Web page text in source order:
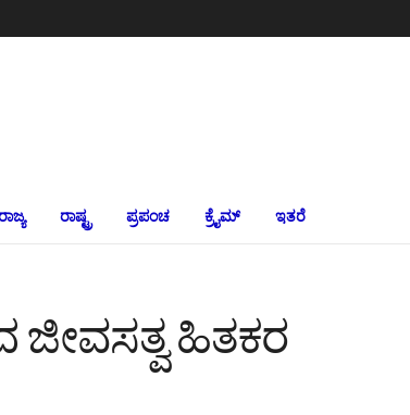
ರಾಷ್ಟ್ರ ಪ್ರಪಂಚ ಕ್ರೈಮ್‌ ಇತರೆ
ಹಿತಕರ